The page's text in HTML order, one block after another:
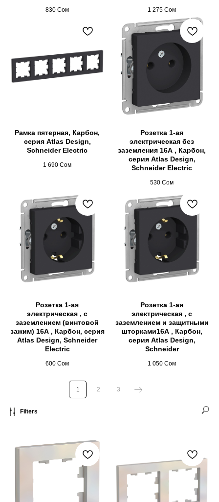
830 Сом 1 275 Сом
Рамка пятерная, Карбон,
серия Atlas Design,
Schneider Electric
1 690 Сом
Розетка 1-ая
электрическая без
заземления 16А , Карбон,
серия Atlas Design,
Schneider Electric
530 Сом
Розетка 1-ая
электрическая , с
заземлением (винтовой
зажим) 16А , Карбон, серия
Atlas Design, Schneider
Electric
600 Сом
Розетка 1-ая
электрическая , с
заземлением и защитными
шторками16А , Карбон,
серия Atlas Design,
Schneider
1 050 Сом
1 2 3
Filters